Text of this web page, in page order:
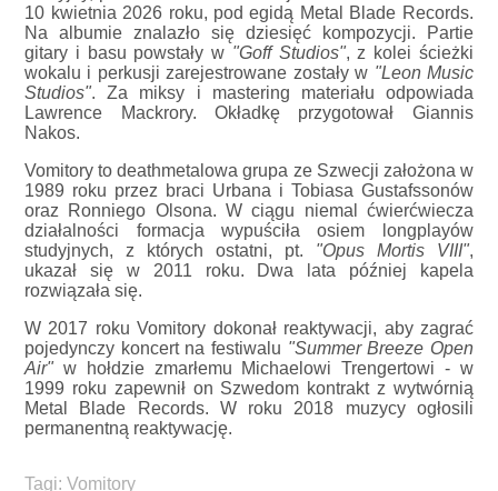
10 kwietnia 2026 roku, pod egidą Metal Blade Records.
Na albumie znalazło się dziesięć kompozycji. Partie
gitary i basu powstały w "Goff Studios", z kolei ścieżki
wokalu i perkusji zarejestrowane zostały w "Leon Music
Studios". Za miksy i mastering materiału odpowiada
Lawrence Mackrory. Okładkę przygotował Giannis
Nakos.
Vomitory to deathmetalowa grupa ze Szwecji założona w
1989 roku przez braci Urbana i Tobiasa Gustafssonów
oraz Ronniego Olsona. W ciągu niemal ćwierćwiecza
działalności formacja wypuściła osiem longplayów
studyjnych, z których ostatni, pt. "Opus Mortis VIII",
ukazał się w 2011 roku. Dwa lata później kapela
rozwiązała się.
W 2017 roku Vomitory dokonał reaktywacji, aby zagrać
pojedynczy koncert na festiwalu "Summer Breeze Open
Air" w hołdzie zmarłemu Michaelowi Trengertowi - w
1999 roku zapewnił on Szwedom kontrakt z wytwórnią
Metal Blade Records. W roku 2018 muzycy ogłosili
permanentną reaktywację.
Tagi:Vomitory